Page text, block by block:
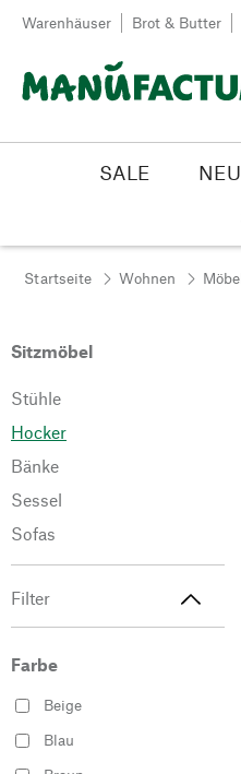
Zum Inhalt springen
Warenhäuser Brot & Butter
SALE NEU
Startseite Wohnen
Sitzmöbel
Stühle
Hocker
Bänke
Sessel
Sofas
Filter
Farbe
Beige
Blau